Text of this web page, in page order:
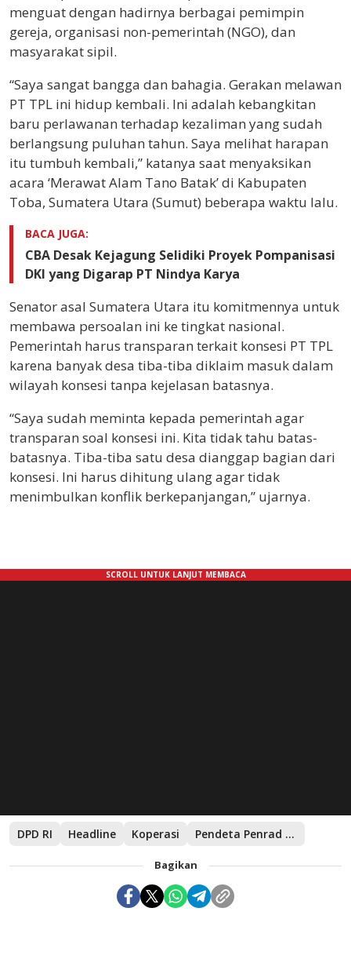
menguat dengan hadirnya berbagai pemimpin
gereja, organisasi non-pemerintah (NGO), dan
masyarakat sipil.
“Saya sangat bangga dan bahagia. Gerakan melawan
PT TPL ini hidup kembali. Ini adalah kebangkitan
baru perlawanan terhadap kezaliman yang sudah
berlangsung puluhan tahun. Saya melihat harapan
itu tumbuh kembali,” katanya saat menyaksikan
acara ‘Merawat Alam Tano Batak’ di Kabupaten
Toba, Sumatera Utara (Sumut) beberapa waktu lalu.
BACA JUGA:
CBA Desak Kejagung Selidiki Proyek Pompanisasi
DKI yang Digarap PT Nindya Karya
Senator asal Sumatera Utara itu komitmennya untuk
membawa persoalan ini ke tingkat nasional.
Pemerintah harus transparan terkait konsesi PT TPL
karena banyak desa tiba-tiba diklaim masuk dalam
wilayah konsesi tanpa kejelasan batasnya.
“Saya sudah meminta kepada pemerintah agar
transparan soal konsesi ini. Kita tidak tahu batas-
batasnya. Tiba-tiba satu desa dianggap bagian dari
konsesi. Ini harus dihitung ulang agar tidak
menimbulkan konflik berkepanjangan,” ujarnya.
DPD RI Headline Koperasi Pendeta Penrad Siagian
Bagikan